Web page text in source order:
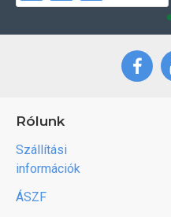
Rólunk
Szállítási
információk
ÁSZF